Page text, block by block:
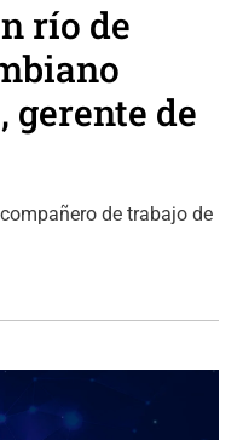
río de
gerente de
de trabajo de